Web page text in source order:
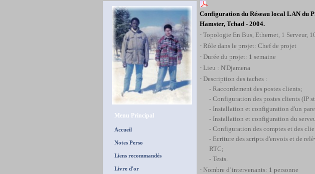
Menu Principal
Accueil
Notes Perso
Liens recommandés
Livre d'or
Configuration du Réseau local LAN du
Hamster, Tchad - 2004.
· Topologie En Bus, Ethernet, 1 Serveur,
· Rôle dans le projet: Chef de projet
· Durée du projet: 1 semaine
· Lieu : N'Djamena
· Description des taches :
- Raccordement des postes clients;
- Configuration des postes clients (IP
- Installation et configuration d'un
- Installation et configuration du
- Configuration des comptes et des
- Ecriture des scripts d'envois et de
RTC;
- Tests.
· Nombre d’intervenants: 1 personne